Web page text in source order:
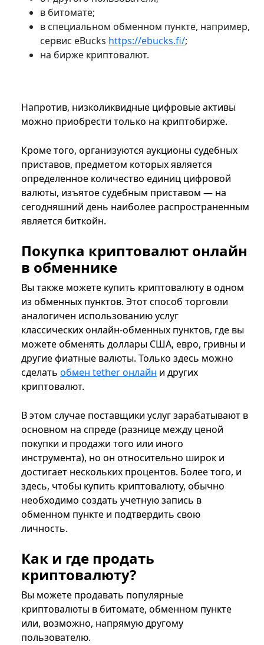
в битомате;
в специальном обменном пункте, например,
сервис eBucks https://ebucks.fi/;
на бирже криптовалют.
Напротив, низколиквидные цифровые активы
можно приобрести только на криптобирже.
Кроме того, организуются аукционы судебных
приставов, предметом которых является
определенное количество единиц цифровой
валюты, изъятое судебным приставом — на
сегодняшний день наиболее распространенным
является биткойн.
Покупка криптовалют онлайн
в обменнике
Вы также можете купить криптовалюту в одном
из обменных пунктов. Этот способ торговли
аналогичен использованию услуг
классических онлайн-обменных пунктов, где вы
можете обменять доллары США, евро, гривны и
другие фиатные валюты. Только здесь можно
сделать обмен tether онлайн и других
криптовалют.
В этом случае поставщики услуг зарабатывают в
основном на спреде (разнице между ценой
покупки и продажи того или иного
инструмента), но он относительно широк и
достигает нескольких процентов. Более того, и
здесь, чтобы купить криптовалюту, обычно
необходимо создать учетную запись в
обменном пункте и подтвердить свою
личность.
Как и где продать
криптовалюту?
Вы можете продавать популярные
криптовалюты в битомате, обменном пункте
или, возможно, напрямую другому
пользователю.